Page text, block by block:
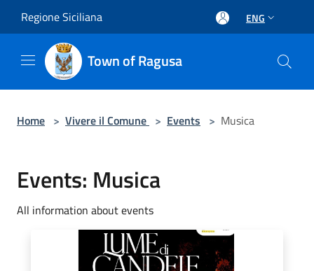
Regione Siciliana ENG
Town of Ragusa
Home > Vivere il Comune > Events > Musica
Events: Musica
All information about events